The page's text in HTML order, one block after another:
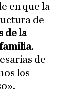
en que la
de
de la
.
de
los